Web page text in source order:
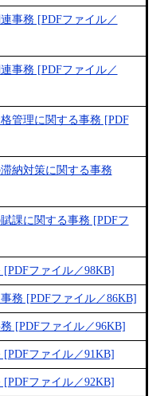
事務 [PDFファイル／
事務 [PDFファイル／
管理に関する事務 [PDF
納対策に関する事務
課に関する事務 [PDFフ
[PDFファイル／98KB]
務 [PDFファイル／86KB]
[PDFファイル／96KB]
[PDFファイル／91KB]
[PDFファイル／92KB]